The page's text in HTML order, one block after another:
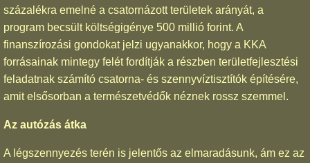
százalékra emelné a csatornázott területek arányát, a
program becsült költségigénye 500 millió forint. A
finanszírozási gondokat jelzi ugyanakkor, hogy a KKA
forrásainak mintegy felét fordítják a részben területfejlesztési
feladatnak számító csatorna- és szennyvíztisztítók építésére,
amit elsősorban a természetvédők néznek rossz szemmel.
Az autózás átka
A légszennyezés terén is jelentős az elmaradásunk, ám ez az